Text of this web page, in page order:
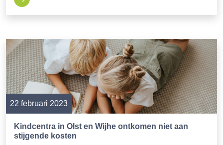
22 februari 2023
Kindcentra in Olst en Wijhe ontkomen niet aan
stijgende kosten